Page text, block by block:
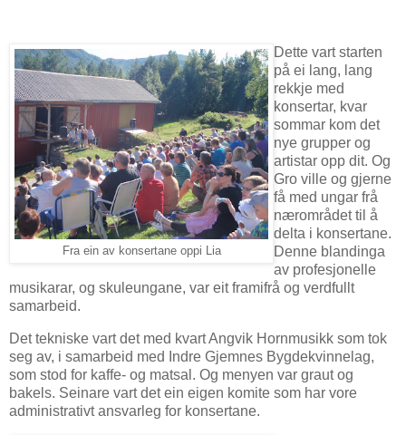
Fra ein av konsertane oppi Lia
Dette vart starten
på ei lang, lang
rekkje med
konsertar, kvar
sommar kom det
nye grupper og
artistar opp dit. Og
Gro ville og gjerne
få med ungar frå
nærområdet til å
delta i konsertane.
Denne blandinga
av profesjonelle
musikarar, og skuleungane, var eit framifrå og verdfullt
samarbeid.
Det tekniske vart det med kvart Angvik Hornmusikk som tok
seg av, i samarbeid med Indre Gjemnes Bygdekvinnelag,
som stod for kaffe- og matsal. Og menyen var graut og
bakels. Seinare vart det ein eigen komite som har vore
administrativt ansvarleg for konsertane.